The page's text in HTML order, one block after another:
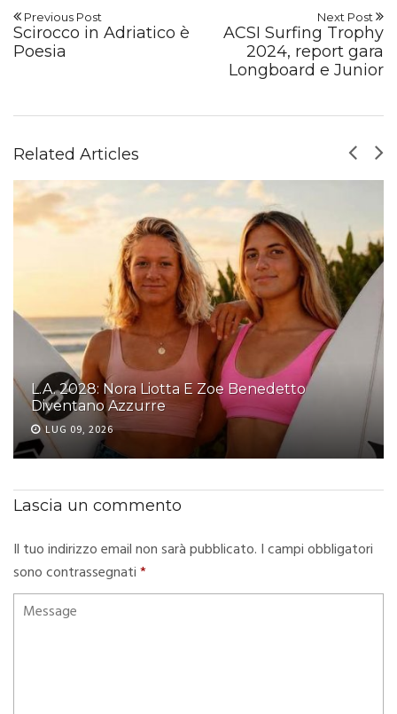
Previous Post
Scirocco in Adriatico è
Poesia
Next Post
ACSI Surfing Trophy
2024, report gara
Longboard e Junior
Related Articles
L.A. 2028: Nora Liotta E Zoe Benedetto
Diventano Azzurre
LUG 09, 2026
Lascia un commento
Il tuo indirizzo email non sarà pubblicato. I campi obbligatori
sono contrassegnati*